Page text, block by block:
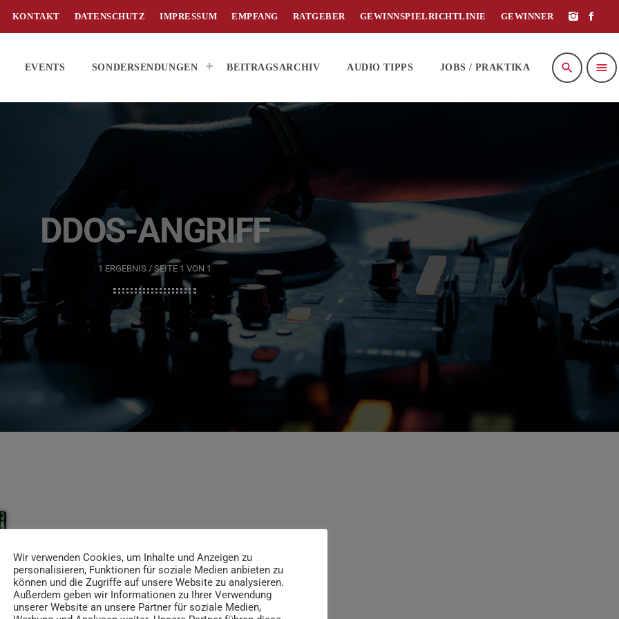
KONTAKT DATENSCHUTZ IMPRESSUM EMPFANG RATGEBER GEWINNSPIELRICHTLINIE GEWINNER
EVENTS SONDERSENDUNGEN BEITRAGSARCHIV AUDIO TIPPS JOBS / PRAKTIKA search menu
DDOS-ANGRIFF
1 ERGEBNIS / SEITE 1 VON 1
Wir verwenden Cookies, um Inhalte und Anzeigen zu
personalisieren, Funktionen für soziale Medien anbieten zu
können und die Zugriffe auf unsere Website zu analysieren.
Außerdem geben wir Informationen zu Ihrer Verwendung
unserer Website an unsere Partner für soziale Medien,